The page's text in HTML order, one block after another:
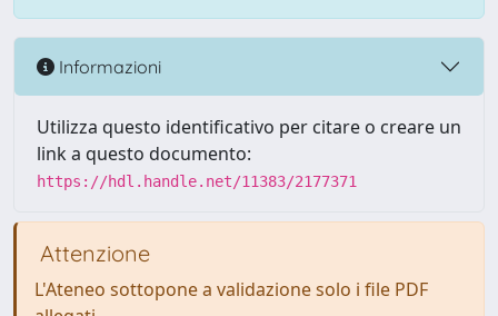
Informazioni
Utilizza questo identificativo per citare o creare un
link a questo documento:
https://hdl.handle.net/11383/2177371
Attenzione
L'Ateneo sottopone a validazione solo i file PDF